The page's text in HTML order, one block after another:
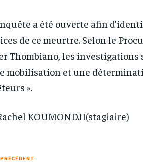
a été ouverte afin
de ce meurtre. Selon le
Thombiano, les investigations
mobilisation et une
».
KOUMONDJI(stagiaire)